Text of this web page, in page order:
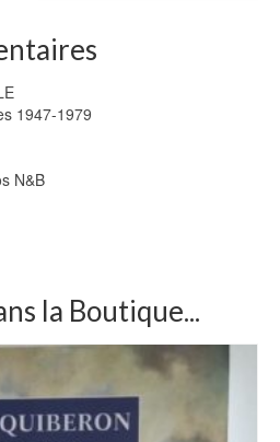
1947-1979
N&B
la Boutique...